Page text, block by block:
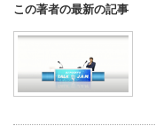
この著者の最新の記事